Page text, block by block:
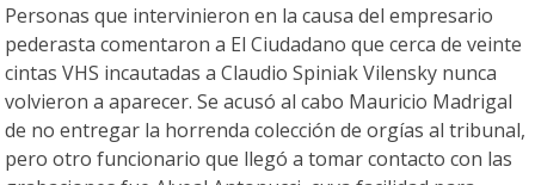
Personas que intervinieron en la causa del empresario
pederasta comentaron a El Ciudadano que cerca de veinte
cintas VHS incautadas a Claudio Spiniak Vilensky nunca
volvieron a aparecer. Se acusó al cabo Mauricio Madrigal
de no entregar la horrenda colección de orgías al tribunal,
pero otro funcionario que llegó a tomar contacto con las